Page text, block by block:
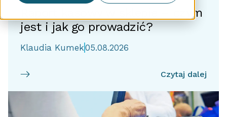
Raport kasowy w sklepie – czym
jest i jak go prowadzić?
Klaudia Kumek05.08.2026
Czytaj dalej